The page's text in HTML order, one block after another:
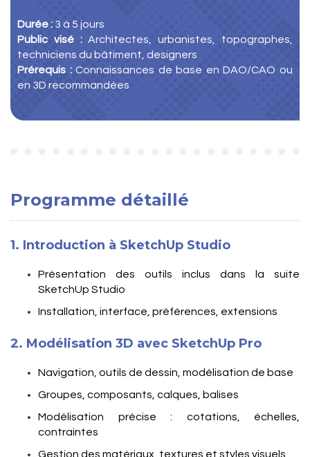
Durée : 3 à 5 jours
Public visé :Architectes, urbanistes, topographes,
techniciens du bâtiment, designers
Prérequis :Connaissances de base en DAO/CAO ou
en 3D recommandées
Programme détaillé
1. Introduction à SketchUp Studio
Présentation des outils inclus dans la suite
SketchUp Studio
Installation, interface, préférences, extensions
2. Modélisation 3D avec SketchUp Pro
Navigation, outils de dessin, modélisation de base
Groupes, composants, calques, balises
Modélisation précise : cotations, échelles,
contraintes
Gestion des matériaux, textures et styles visuels